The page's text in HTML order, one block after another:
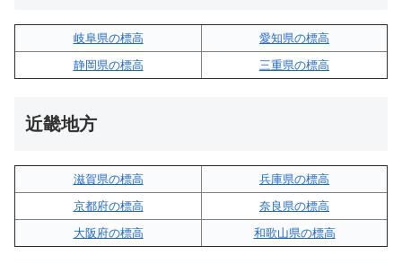
岐阜県の標高
愛知県の標高
静岡県の標高
三重県の標高
近畿地方
滋賀県の標高
兵庫県の標高
京都府の標高
奈良県の標高
大阪府の標高
和歌山県の標高